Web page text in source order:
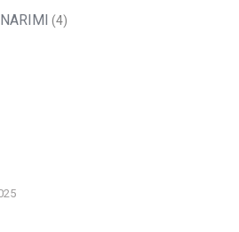
(4)